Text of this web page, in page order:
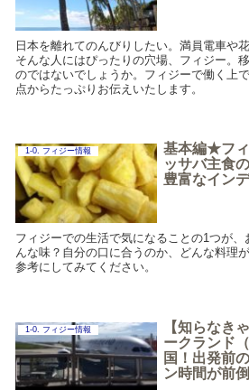
日本を離れてのんびりしたい。満員電車や
そんな人にはぴったりの穴場、フィジー。
のではないでしょうか。フィジーで働く上
点からたっぷりお伝えいたします。
1-0. フィジー情報
基本編★フ
ッサバ主食
豊富なイン
フィジーでの生活で気になることの1つが
んな味？自分の口に合うのか、どんな料理
参考にしてみてください。
1-0. フィジー情報
【知らなき
ークランド
国！出発前
ン時間が前